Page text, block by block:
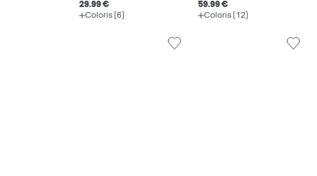
29.99 €
Coloris (6)
59.99 €
Coloris (12)